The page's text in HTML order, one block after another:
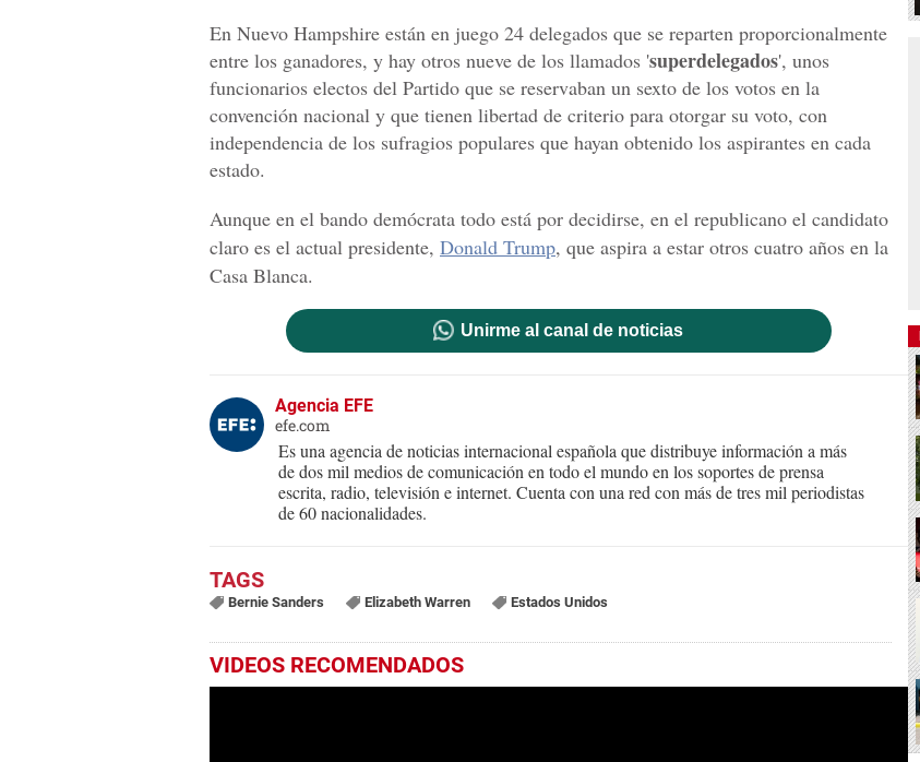
En Nuevo Hampshire están en juego 24 delegados que se reparten proporcionalmente
entre los ganadores, y hay otros nueve de los llamados 'superdelegados', unos
funcionarios electos del Partido que se reservaban un sexto de los votos en la
convención nacional y que tienen libertad de criterio para otorgar su voto, con
independencia de los sufragios populares que hayan obtenido los aspirantes en cada
estado.
Aunque en el bando demócrata todo está por decidirse, en el republicano el candidato
claro es el actual presidente, Donald Trump, que aspira a estar otros cuatro años en la
Casa Blanca.
Unirme al canal de noticias
Agencia EFE
efe.com
Es una agencia de noticias internacional española que distribuye información a más
de dos mil medios de comunicación en todo el mundo en los soportes de prensa
escrita, radio, televisión e internet. Cuenta con una red con más de tres mil periodistas
de 60 nacionalidades.
Bernie Sanders Elizabeth Warren Estados Unidos
VIDEOS RECOMENDADOS